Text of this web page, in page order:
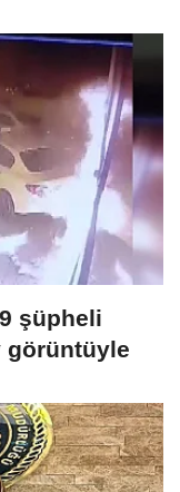
şüpheli
görüntüyle